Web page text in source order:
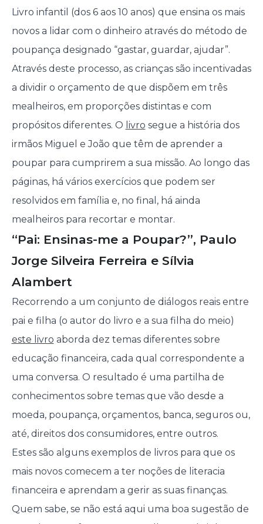
Livro infantil (dos 6 aos 10 anos) que ensina os mais
novos a lidar com o dinheiro através do método de
poupança designado “gastar, guardar, ajudar”.
Através deste processo, as crianças são incentivadas
a dividir o orçamento de que dispõem em três
mealheiros, em proporções distintas e com
propósitos diferentes. O livro segue a história dos
irmãos Miguel e João que têm de aprender a
poupar para cumprirem a sua missão. Ao longo das
páginas, há vários exercícios que podem ser
resolvidos em família e, no final, há ainda
mealheiros para recortar e montar.
“Pai: Ensinas-me a Poupar?”, Paulo
Jorge Silveira Ferreira e Sílvia
Alambert
Recorrendo a um conjunto de diálogos reais entre
pai e filha (o autor do livro e a sua filha do meio)
este livro aborda dez temas diferentes sobre
educação financeira, cada qual correspondente a
uma conversa. O resultado é uma partilha de
conhecimentos sobre temas que vão desde a
moeda, poupança, orçamentos, banca, seguros ou,
até, direitos dos consumidores, entre outros.
Estes são alguns exemplos de livros para que os
mais novos comecem a ter noções de literacia
financeira e aprendam a gerir as suas finanças.
Quem sabe, se não está aqui uma boa sugestão de